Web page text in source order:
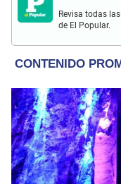
Revisa todas
de El Popular.